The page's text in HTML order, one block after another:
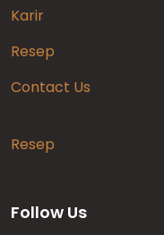
Karir
Resep
Contact Us
Resep
Follow Us